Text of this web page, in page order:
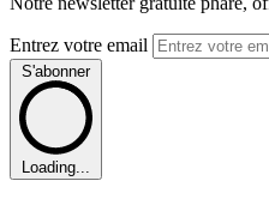
Entrez votre email
S'abonner
Loading...